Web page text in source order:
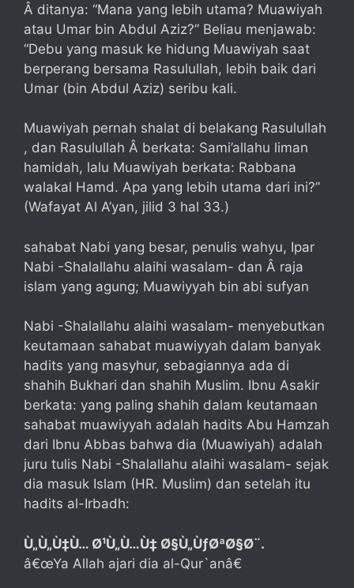
Â ditanya: “Mana yang lebih utama? Muawiyah
atau Umar bin Abdul Aziz?” Beliau menjawab:
“Debu yang masuk ke hidung Muawiyah saat
berperang bersama Rasulullah, lebih baik dari
Umar (bin Abdul Aziz) seribu kali.
Muawiyah pernah shalat di belakang Rasulullah
, dan Rasulullah Â berkata: Sami’allahu liman
hamidah, lalu Muawiyah berkata: Rabbana
walakal Hamd. Apa yang lebih utama dari ini?”
(Wafayat Al A’yan, jilid 3 hal 33.)
sahabat Nabi yang besar, penulis wahyu, Ipar
Nabi -Shalallahu alaihi wasalam- dan Â raja
islam yang agung; Muawiyyah bin abi sufyan
Nabi -Shalallahu alaihi wasalam- menyebutkan
keutamaan sahabat muawiyyah dalam banyak
hadits yang masyhur, sebagiannya ada di
shahih Bukhari dan shahih Muslim. Ibnu Asakir
berkata: yang paling shahih dalam keutamaan
sahabat muawiyyah adalah hadits Abu Hamzah
dari Ibnu Abbas bahwa dia (Muawiyah) adalah
juru tulis Nabi -Shalallahu alaihi wasalam- sejak
dia masuk Islam (HR. Muslim) dan setelah itu
hadits al-Irbadh:
Ù„Ù„Ù‡Ù… Ø¹Ù„Ù…Ù‡ Ø§Ù„ÙƒØªØ§Ø¨.
â€œYa Allah ajari dia al-Qur`anâ€